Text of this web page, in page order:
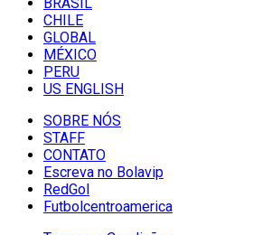
CHILE
GLOBAL
MÉXICO
PERU
US ENGLISH
SOBRE NÓS
STAFF
CONTATO
Escreva no Bolavip
RedGol
Futbolcentroamerica